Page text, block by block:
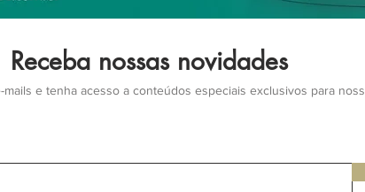
Receba nossas novidades
e tenha acesso a conteúdos especiais exclusivos para